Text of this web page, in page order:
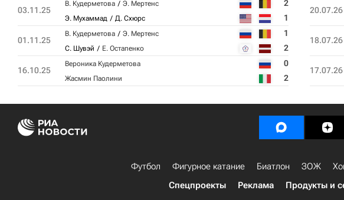
03.11.25
В. Кудерметова Э. Мертенс 2
Э. Мухаммад Д. Схюрс 1
01.11.25
В. Кудерметова Э. Мертенс 1
С. Шувэй Е. Остапенко 2
16.10.25
Вероника Кудерметова 0
Жасмин Паолини 2
20.07.26
18.07.26
17.07.26
Футбол Фигурное катание Биатлон ЗОЖ
Спецпроекты
Реклама Продукты и